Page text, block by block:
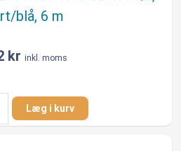
blå, 6 m
kr inkl. moms
Læg i kurv